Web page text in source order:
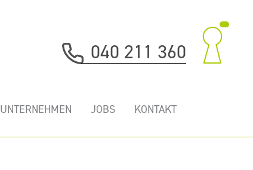
040 211 360
UNTERNEHMEN JOBS KONTAKT